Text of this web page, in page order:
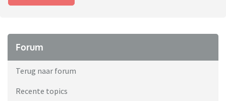
Forum
Terug naar forum
Recente topics